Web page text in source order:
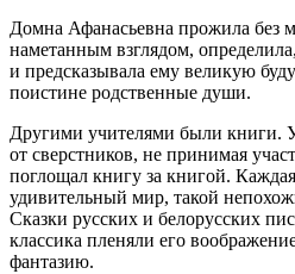
Домна Афанасьевна прожила без
наметанным взглядом,
и предсказывала ему великую
поистине родственные души.
Другими учителями были книги.
от сверстников, не принимая
поглощал книгу за книгой.
удивительный мир, такой
Сказки русских и белорусских
классика пленяли его
фантазию.